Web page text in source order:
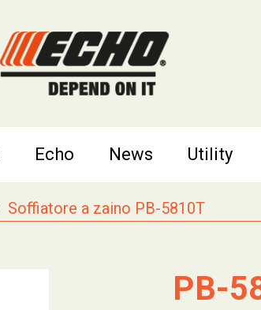
Echo News Utility
Soffiatore a zaino PB-5810T
PB-